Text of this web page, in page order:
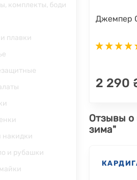
комплекты, боди
плавки
накидки
и рубашки
Джемпер
2 290
Отзывы о
зима"